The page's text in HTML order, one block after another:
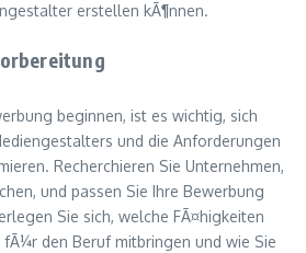
erstellen kÃ¶nnen.
beginnen, ist es wichtig, sich
und die Anforderungen
Recherchieren Sie Unternehmen,
und passen Sie Ihre Bewerbung
Sie sich, welche FÃ¤higkeiten
den Beruf mitbringen und wie Sie